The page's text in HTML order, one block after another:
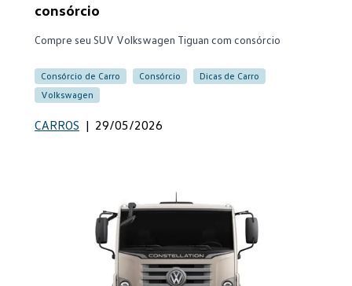
consórcio
Compre seu SUV Volkswagen Tiguan com consórcio
Consórcio de Carro Consórcio
Dicas de Carro
Volkswagen
CARROS | 29/05/2026